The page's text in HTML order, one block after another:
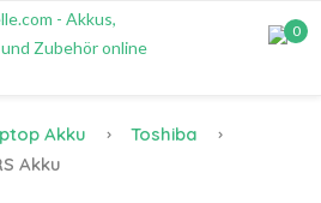
0
Akku
Toshiba
Akku